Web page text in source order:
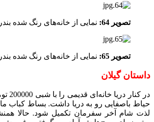
تصویر 64: نمایی از خانه‌های رنگ شده
تصویر 65: نمایی از خانه‌های رنگ شده
داستان گیلان
در کنار
حیاط باصفایی رو به دریا داشت. بساط کباب
لذت شام آخر سفرمان تکمیل شود. حالا